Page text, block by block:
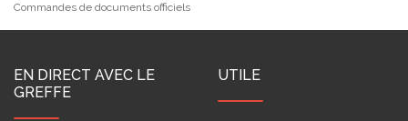
Commandes de documents officiels
EN DIRECT AVEC LE
GREFFE
UTILE